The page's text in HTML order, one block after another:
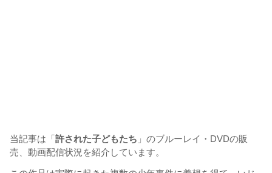
当記事は「許された子どもたち 」のブルーレイ・DVDの販
売、動画配信状況を紹介しています。